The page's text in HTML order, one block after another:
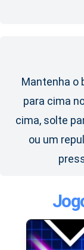
Mantenha o
para cima
cima, solte
ou um